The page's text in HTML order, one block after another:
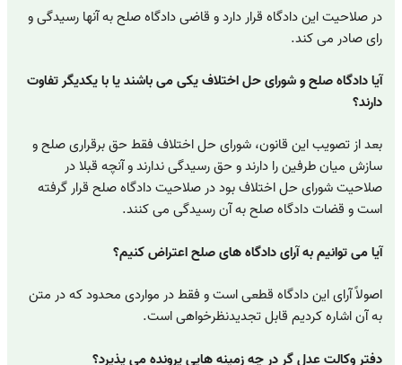
در صلاحیت این دادگاه قرار دارد و قاضی دادگاه صلح به آنها رسیدگی و
رای صادر می کند.
آیا دادگاه صلح و شورای حل اختلاف یکی می باشند یا با یکدیگر تفاوت
دارند؟
بعد از تصویب این قانون، شورای حل اختلاف فقط حق برقراری صلح و
سازش میان طرفین را دارند و حق رسیدگی ندارند و آنچه قبلا در
صلاحیت شورای حل اختلاف بود در صلاحیت دادگاه صلح قرار گرفته
است و قضات دادگاه صلح به آن رسیدگی می کنند.
آیا می توانیم به آرای دادگاه های صلح اعتراض کنیم؟
اصولاً آرای این دادگاه قطعی است و فقط در مواردی محدود که در متن
به آن اشاره کردیم قابل تجدیدنظرخواهی است.
دفتر وکالت عدل گر در چه زمینه هایی پرونده می پذیرد؟